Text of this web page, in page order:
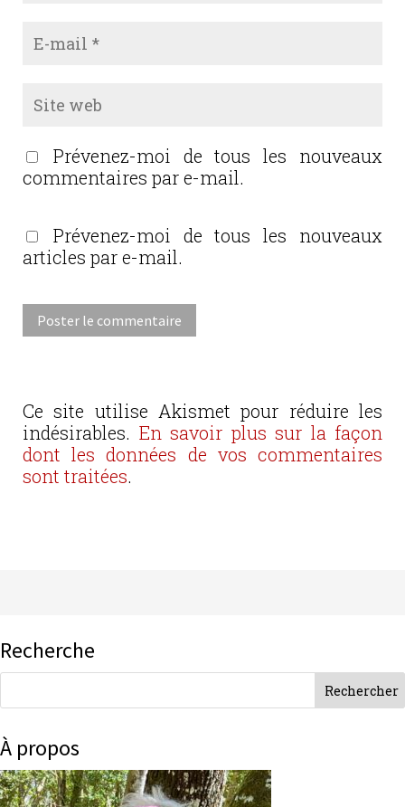
Prévenez-moi de tous les nouveaux
commentaires par e-mail.
Prévenez-moi de tous les nouveaux
articles par e-mail.
Ce site utilise Akismet pour réduire les
indésirables. En savoir plus sur la façon
dont les données de vos commentaires
sont traitées.
Recherche
À propos